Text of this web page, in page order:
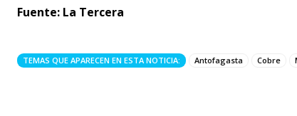
Fuente: La Tercera
TEMAS QUE APARECEN EN ESTA NOTICIA: Antofagasta Cobre